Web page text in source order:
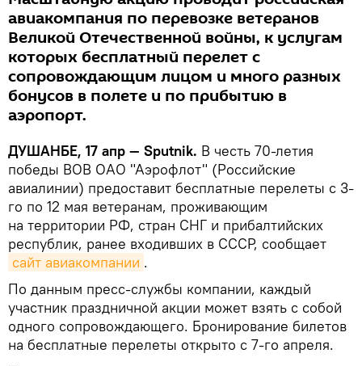
авиакомпания по перевозке ветеранов
Великой Отечественной войны, к услугам
которых бесплатный перелет с
сопровождающим лицом и много разных
бонусов в полете и по прибытию в
аэропорт.
ДУШАНБЕ, 17 апр — Sputnik. В честь 70-летия
победы ВОВ ОАО "Аэрофлот" (Российские
авиалинии) предоставит бесплатные перелеты с 3-
го по 12 мая ветеранам, проживающим
на территории РФ, стран СНГ и прибалтийских
республик, ранее входивших в СССР, сообщает
сайт авиакомпании .
По данным пресс-службы компании, каждый
участник праздничной акции может взять с собой
одного сопровождающего. Бронирование билетов
на бесплатные перелеты открыто с 7-го апреля.